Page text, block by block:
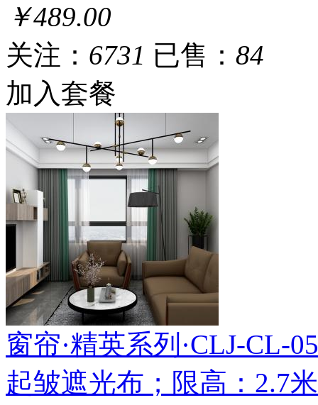
￥489.00
关注： 6731 已售： 84
加入套餐
窗帘·精英系列·CLJ-CL-
起皱遮光布；限高：2.7